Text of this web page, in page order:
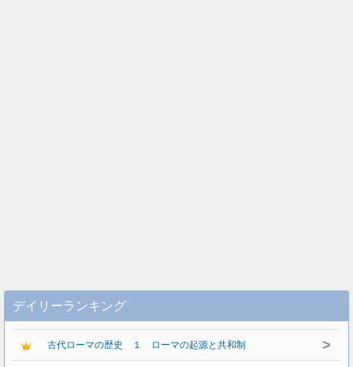
デイリーランキング
古代ローマの歴史 １ ローマの起源と共和制 >